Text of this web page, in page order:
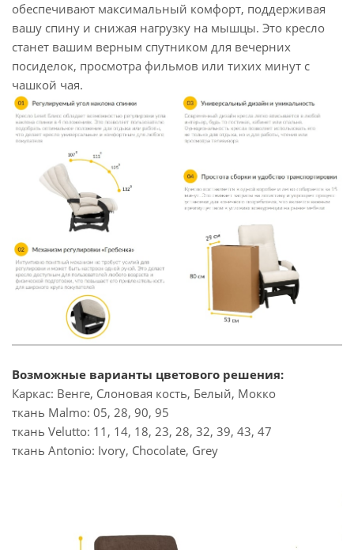
обеспечивают максимальный комфорт, поддерживая
вашу спину и снижая нагрузку на мышцы. Это кресло
станет вашим верным спутником для вечерних
посиделок, просмотра фильмов или тихих минут с
чашкой чая.
Возможные варианты цветового решения:
Каркас: Венге, Слоновая кость, Белый, Мокко
ткань Malmo: 05, 28, 90, 95
ткань Velutto: 11, 14, 18, 23, 28, 32, 39, 43, 47
ткань Antonio: Ivory, Chocolate, Grey